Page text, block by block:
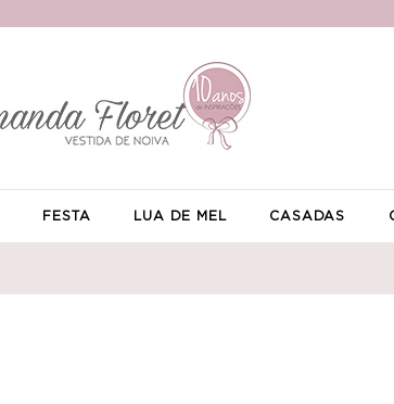
FESTA LUA DE MEL CASADAS